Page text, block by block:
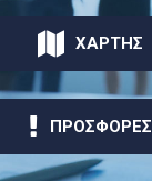
ΧΑΡΤΗΣ
ΠΡΟΣΦΟΡΕΣ